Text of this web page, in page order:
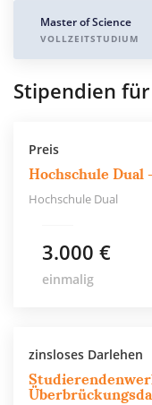
Master of Science
VOLLZEITSTUDIUM
Stipendien
Preis
Hochschule Dual
Hochschule Dual
3.000 €
einmalig
zinsloses Darlehen